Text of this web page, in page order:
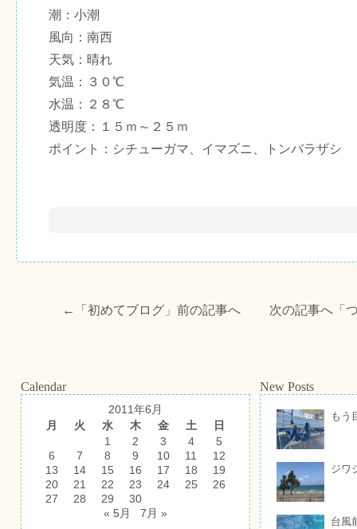
潮：小潮
風向：南西
天気：晴れ
気温：３０℃
水温：２８℃
透明度：１５ｍ～２５ｍ
ポイント：シチューガマ、イマズニ、トンバラザシ
←「 初めてブログ 」前の記事へ 次の記事へ「
Calendar
2011年6月
月
火 水 木 金 土
日
1
2 3 4
5
6
7 8 9 10 11
12
13
14 15 16 17 18
19
20
21 22 23 24 25
26
27
28 29
30
« 5月
7月 »
New Posts
もう
ジワ
台風